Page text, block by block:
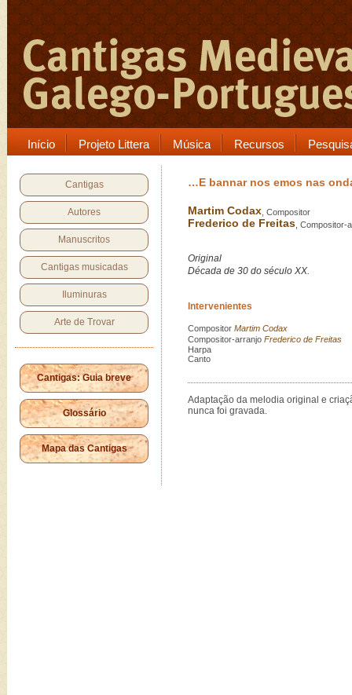
Início Projeto Littera Música Recursos
Cantigas
Autores
Manuscritos
Cantigas musicadas
Iluminuras
Arte de Trovar
Cantigas: Guia breve
Glossário
Mapa das Cantigas
…E bannar nos emos nas
Martim Codax , Compositor
Frederico de Freitas , Compositor-
Original
Década de 30 do século XX.
Intervenientes
Compositor Martim Codax
Compositor-arranjo Frederico de Freitas
Harpa
Canto
Adaptação da melodia original e
nunca foi gravada.